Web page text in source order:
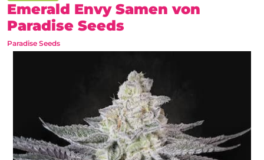
Emerald Envy Samen von
Paradise Seeds
Paradise Seeds